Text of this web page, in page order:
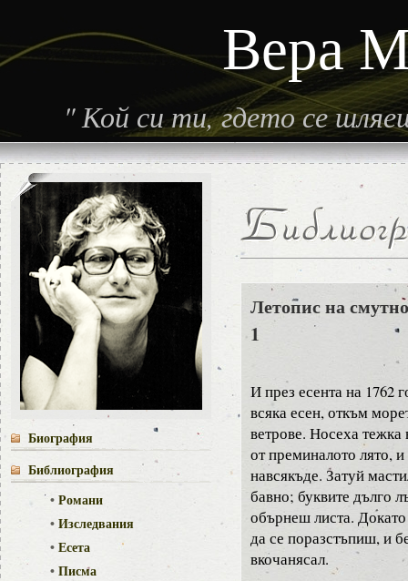
Вера
"Кой си ти, гдето се
Биография
Библиография
•Романи
•Изследвания
•Есета
•Писма
Летопис на
1
И през есента на 1762
всяка есен, откъм
ветрове. Носеха тежка
от преминалото лято,
навсякъде. Затуй
бавно; буквите дълго
обърнеш листа.
да се поразстъпиш, и
вкочанясал.